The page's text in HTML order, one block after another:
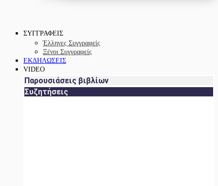
ΣΥΓΓΡΑΦΕΙΣ
Έλληνες Συγγραφείς
Ξένοι Συγγραφείς
ΕΚΔΗΛΩΣΕΙΣ
VIDEO
Παρουσιάσεις βιβλίων
Συζητήσεις